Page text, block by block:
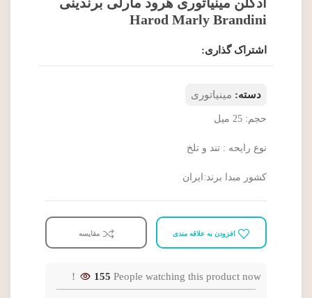
Harod Marly Brandini
اشتراک گذاری:
دسته: مینیاتوری
حجم: 25 میل
نوع رایحه : تند و تلخ
کشور مبدا برند:ایران
افزودن به علاقه مندی مقایسه
155 People watching this product now!